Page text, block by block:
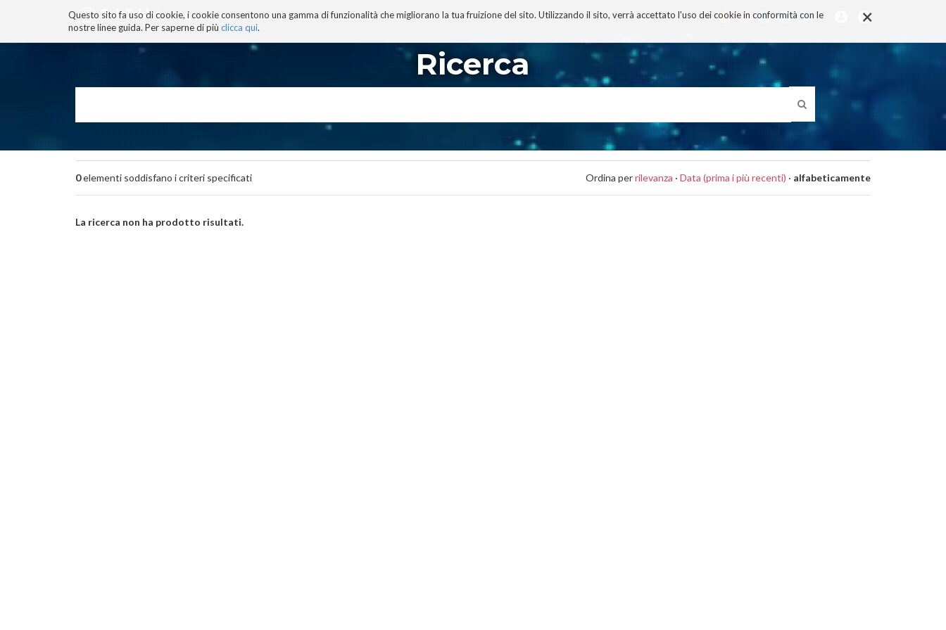
×
Questo sito fa uso di cookie, i cookie consentono una gamma di funzionalità che migliorano la tua fruizione del sito. Utilizzando il sito, verrà accettato l'uso dei cookie in conformità con le
nostre linee guida. Per saperne di più clicca qui.
BLOG TECNOCONSAPEVOLEZZA TECNOBIBLIOGRAFIA I MIEI LIBRI PROGETTO
navigazione
Ricerca
0elementi soddisfano i criteri specificati Ordina perrilevanza · Data (prima i più recenti) · alfabeticamente
La ricerca non ha prodotto risultati.